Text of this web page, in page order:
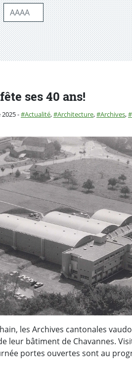
Année
ses 40 ans!
-Catégorie :
Actualité, Architecture, Archives,
les Archives cantonales
leur bâtiment de Chavannes.
portes ouvertes sont au